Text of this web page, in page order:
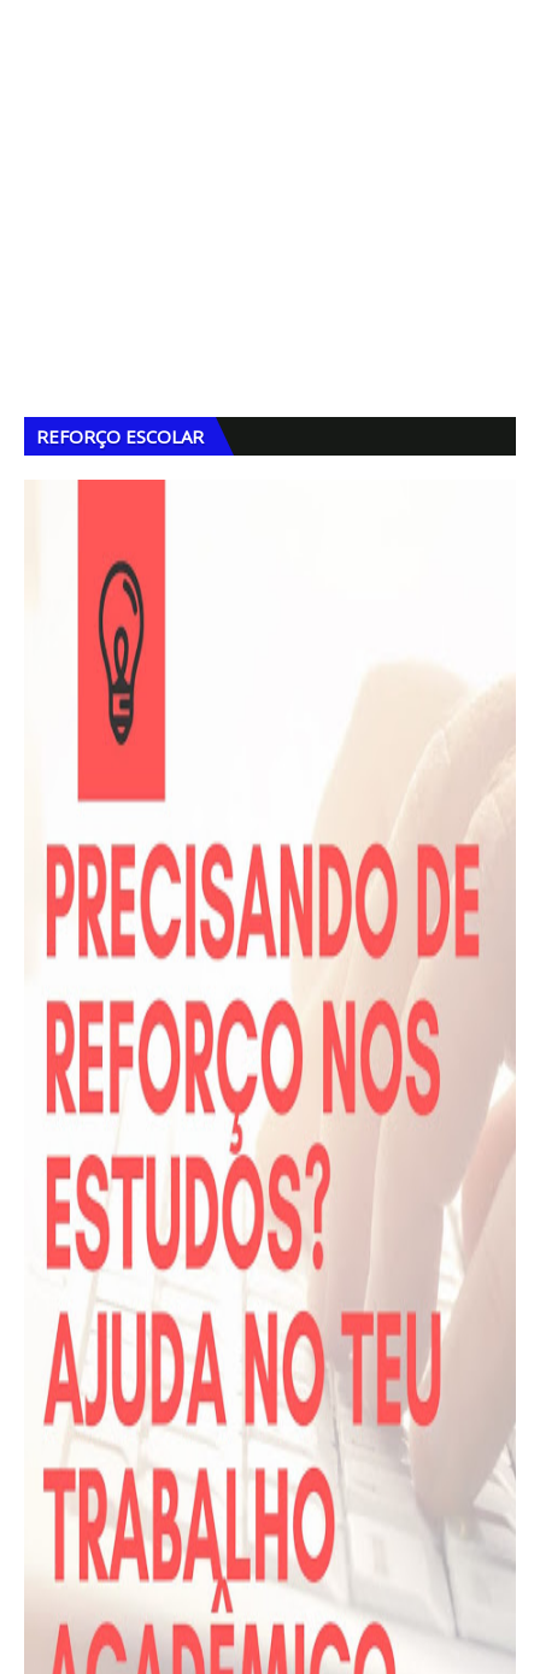
REFORÇO ESCOLAR